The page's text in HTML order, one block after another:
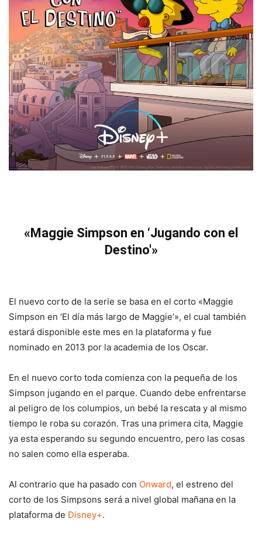
«Maggie Simpson en ‘Jugando con el
Destino'»
El nuevo corto de la serie se basa en el corto «Maggie
Simpson en ‘El día más largo de Maggie’», el cual también
estará disponible este mes en la plataforma y fue
nominado en 2013 por la academia de los Oscar.
En el nuevo corto toda comienza con la pequeña de los
Simpson jugando en el parque. Cuando debe enfrentarse
al peligro de los columpios, un bebé la rescata y al mismo
tiempo le roba su corazón. Tras una primera cita, Maggie
ya esta esperando su segundo encuentro, pero las cosas
no salen como ella esperaba.
Al contrario que ha pasado con Onward, el estreno del
corto de los Simpsons será a nivel global mañana en la
plataforma de Disney+.